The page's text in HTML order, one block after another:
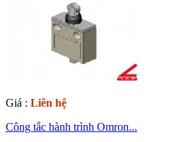
Giá : Liên hệ
Công tắc hành trình Omron...